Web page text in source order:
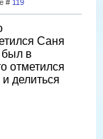
# 119
Саня
был в
отметился
делиться